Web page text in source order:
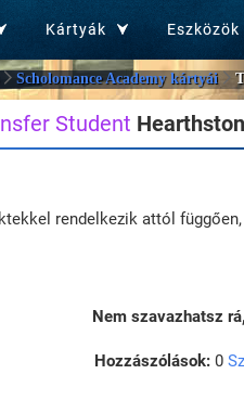
Kártyák Eszközök
Scholomance Academy kártyái
Student
rendelkezik attól
Nem szavazhatsz
Hozzászólások:0